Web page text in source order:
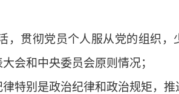
贯彻党员个人服从党的组织，
会和中央委员会原则情况；
别是政治纪律和政治规矩，推